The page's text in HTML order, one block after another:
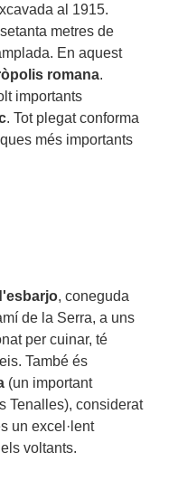
al 1915.
metres de
En aquest
romana.
importants
. Tot plegat conforma
més importants
, coneguda
de la Serra, a uns
per cuinar, té
També és
(un important
Tenalles), considerat
un excel·lent
voltants.